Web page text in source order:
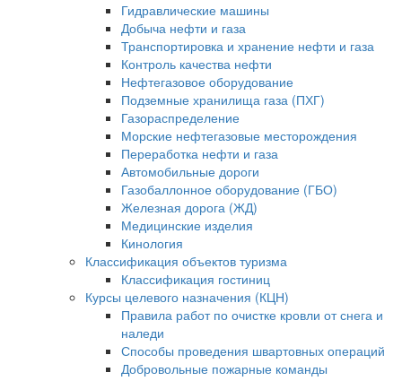
Гидравлические машины
Добыча нефти и газа
Транспортировка и хранение нефти и газа
Контроль качества нефти
Нефтегазовое оборудование
Подземные хранилища газа (ПХГ)
Газораспределение
Морские нефтегазовые месторождения
Переработка нефти и газа
Автомобильные дороги
Газобаллонное оборудование (ГБО)
Железная дорога (ЖД)
Медицинские изделия
Кинология
Классификация объектов туризма
Классификация гостиниц
Курсы целевого назначения (КЦН)
Правила работ по очистке кровли от снега и
наледи
Способы проведения швартовных операций
Добровольные пожарные команды